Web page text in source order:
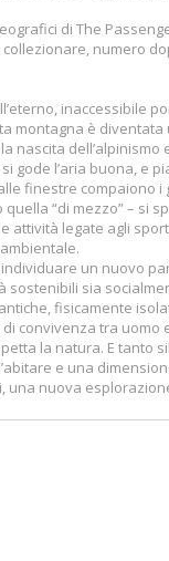
di The
numero
inaccessibile
montagna è
nascita
gode l’aria buona, e
finestre compaiono
“di mezzo” – si
attività legate agli
un nuovo
sostenibili sia
fisicamente
convivenza tra
la natura. E tanto
e una
una nuova